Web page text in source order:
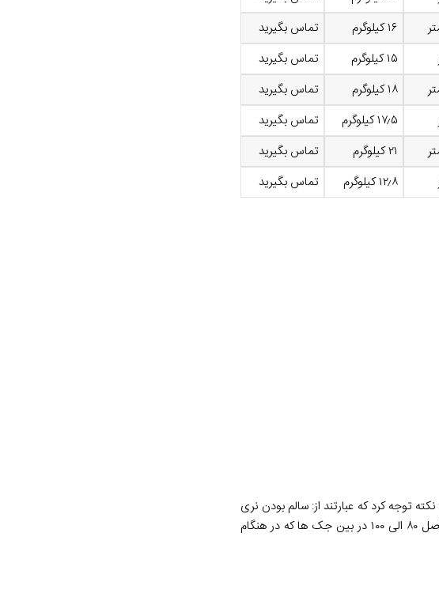
۱۶ کیلوگرم
تماس بگیرید
۱۵ کیلوگرم
تماس بگیرید
۱۸ کیلوگرم
تماس بگیرید
۱۷٫۵ کیلوگرم
تماس بگیرید
۲۱ کیلوگرم
تماس بگیرید
۱۲٫۸ کیلوگرم تماس بگیرید
کرد که عبارتند از: سالم بودن نری
و مادگی و نیز رزوه، زیر سازی مناسب قرار گیری جک در زمین سفت، وجود نداشتن ترک و شکستگی و نحوه اجرای صحیح در فواصل ۸۰ الی ۱۰۰ در بین جک ها که در هنگام